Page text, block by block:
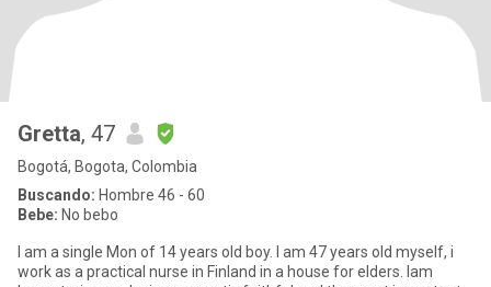
Gretta, 47
Bogotá, Bogota, Colombia
Buscando: Hombre 46 - 60
Bebe: No bebo
I am a single Mon of 14 years old boy. I am 47 years old myself, i
work as a practical nurse in Finland in a house for elders. Iam